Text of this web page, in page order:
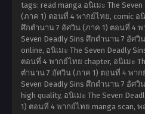
tags: read manga อนิเมะ The
(ภาค 1) ตอนที่ 4 พากย์ไทย, comic อนิ
ศึกตำนาน 7 อัศวิน (ภาค 1) ตอนที่ 4 พ
Seven Deadly Sins ศึกตำนาน 7 อัศ
online, อนิเมะ The Seven Deadly
ตอนที่ 4 พากย์ไทย chapter, อนิเมะ
ตำนาน 7 อัศวิน (ภาค 1) ตอนที่ 4 พาก
Seven Deadly Sins ศึกตำนาน 7 อัศ
high quality, อนิเมะ The Seven
1) ตอนที่ 4 พากย์ไทย manga scan, พ